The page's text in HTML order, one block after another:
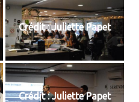
Crédit : Juliette Papet
Crédit : Juliette Papet